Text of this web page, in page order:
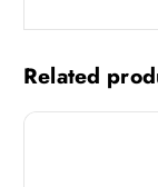
Related